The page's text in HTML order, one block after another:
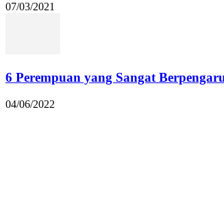
07/03/2021
6 Perempuan yang Sangat
04/06/2022